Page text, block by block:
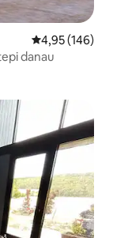
Nilai rata-rata
4,95 (146)
danau